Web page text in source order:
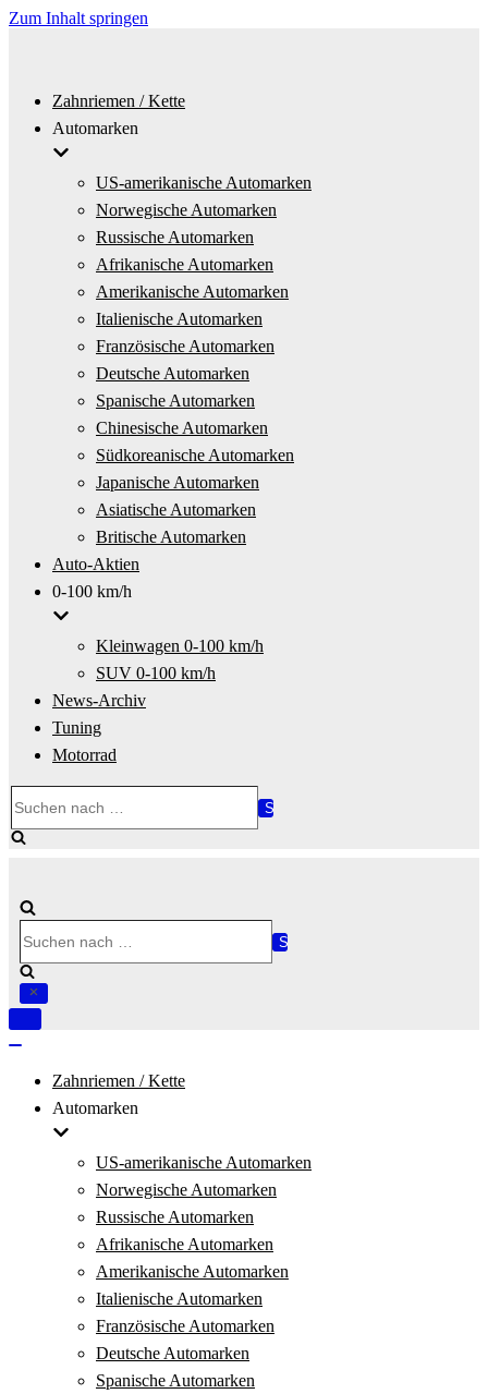
Zum Inhalt springen
Zahnriemen / Kette
Automarken
US-amerikanische Automarken
Norwegische Automarken
Russische Automarken
Afrikanische Automarken
Amerikanische Automarken
Italienische Automarken
Französische Automarken
Deutsche Automarken
Spanische Automarken
Chinesische Automarken
Südkoreanische Automarken
Japanische Automarken
Asiatische Automarken
Britische Automarken
Auto-Aktien
0-100 km/h
Kleinwagen 0-100 km/h
SUV 0-100 km/h
News-Archiv
Tuning
Motorrad
nach …
nach …
Navigation
Zahnriemen / Kette
Automarken
US-amerikanische Automarken
Norwegische Automarken
Russische Automarken
Afrikanische Automarken
Amerikanische Automarken
Italienische Automarken
Französische Automarken
Deutsche Automarken
Spanische Automarken